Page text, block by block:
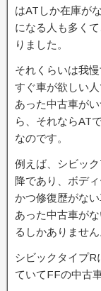
はATしか在庫が
になる人も多く
りました。
それくらいは我
すぐ車が欲しい
あった中古車が
ら、それならAT
なのです。
例えば、シビッ
降であり、ボデ
かつ修復歴がな
あった中古車が
るしかありません
シビックタイプR
ていてFFの中古